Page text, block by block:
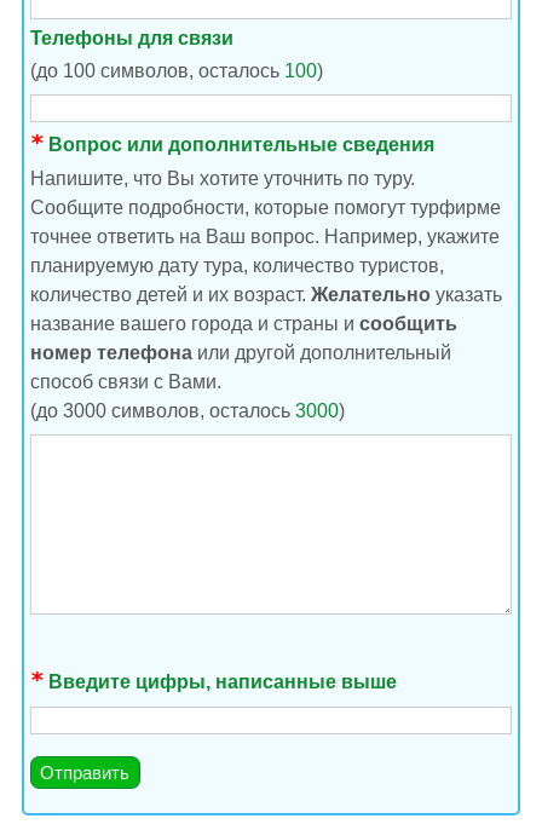
Телефоны для связи
(до 100 символов, осталось 100)
Вопрос или дополнительные сведения
Напишите, что Вы хотите уточнить по туру.
Сообщите подробности, которые помогут турфирме
точнее ответить на Ваш вопрос. Например, укажите
планируемую дату тура, количество туристов,
количество детей и их возраст. Желательно указать
название вашего города и страны и сообщить
номер телефона или другой дополнительный
способ связи с Вами.
(до 3000 символов, осталось 3000)
Введите цифры, написанные выше